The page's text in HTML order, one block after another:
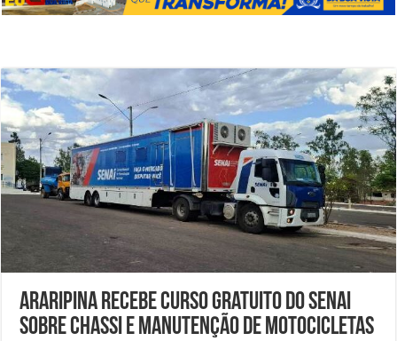
Araripina recebe curso gratuito do SENAI
sobre chassi e manutenção de motocicletas